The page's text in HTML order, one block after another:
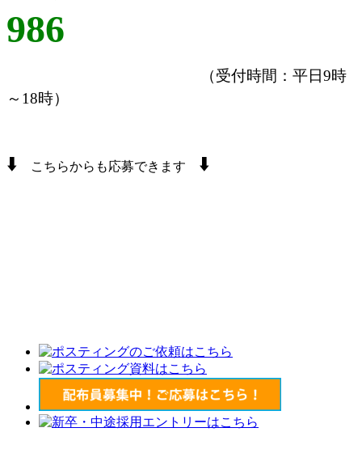
986
（受付時間：平日9時
～18時）
⬇️ こちらからも応募できます ⬇️